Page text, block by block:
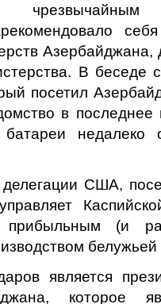
В беседе
посетил
в
батареи недалеко
делегации США,
прибыльным (и
является
которое